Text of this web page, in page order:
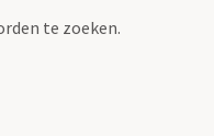
te zoeken.